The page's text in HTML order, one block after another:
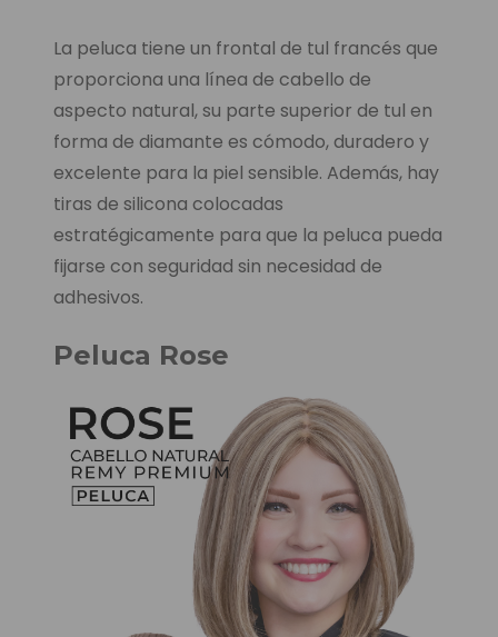
La peluca tiene un frontal de tul francés que
proporciona una línea de cabello de
aspecto natural, su parte superior de tul en
forma de diamante es cómodo, duradero y
excelente para la piel sensible. Además, hay
tiras de silicona colocadas
estratégicamente para que la peluca pueda
fijarse con seguridad sin necesidad de
adhesivos.
Peluca Rose